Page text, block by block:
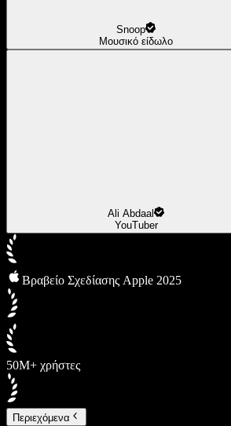
Snoop
Μουσικό είδωλο
Ali Abdaal
YouTuber
Βραβείο Σχεδίασης Apple 2025
50M+ χρήστες
Περιεχόμενα